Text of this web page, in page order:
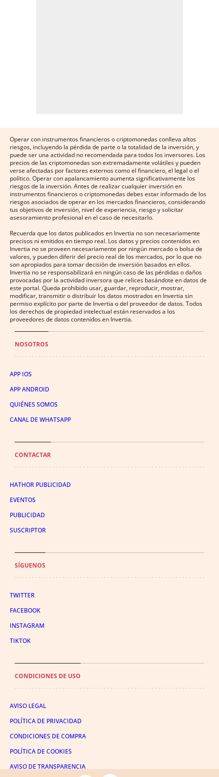
Operar con instrumentos financieros o criptomonedas conlleva altos
riesgos, incluyendo la pérdida de parte o la totalidad de la inversión, y
puede ser una actividad no recomendada para todos los inversores. Los
precios de las criptomonedas son extremadamente volátiles y pueden
verse afectadas por factores externos como el financiero, el legal o el
político. Operar con apalancamiento aumenta significativamente los
riesgos de la inversión. Antes de realizar cualquier inversión en
instrumentos financieros o criptomonedas debes estar informado de los
riesgos asociados de operar en los mercados financieros, considerando
tus objetivos de inversión, nivel de experiencia, riesgo y solicitar
asesoramiento profesional en el caso de necesitarlo.
Recuerda que los datos publicados en Invertia no son necesariamente
precisos ni emitidos en tiempo real. Los datos y precios contenidos en
Invertia no se proveen necesariamente por ningún mercado o bolsa de
valores, y pueden diferir del precio real de los mercados, por lo que no
son apropiados para tomar decisión de inversión basados en ellos.
Invertia no se responsabilizará en ningún caso de las pérdidas o daños
provocadas por la actividad inversora que relices basándote en datos de
este portal. Queda prohibido usar, guardar, reproducir, mostrar,
modificar, transmitir o distribuir los datos mostrados en Invertia sin
permiso explícito por parte de Invertia o del proveedor de datos. Todos
los derechos de propiedad intelectual están reservados a los
proveedores de datos contenidos en Invertia.
NOSOTROS
APP IOS
APP ANDROID
QUIÉNES SOMOS
CANAL DE WHATSAPP
CONTACTAR
HATHOR PUBLICIDAD
EVENTOS
PUBLICIDAD
SUSCRIPTOR
SÍGUENOS
TWITTER
FACEBOOK
INSTAGRAM
TIKTOK
CONDICIONES DE USO
AVISO LEGAL
POLÍTICA DE PRIVACIDAD
CONDICIONES DE COMPRA
POLÍTICA DE COOKIES
AVISO DE TRANSPARENCIA